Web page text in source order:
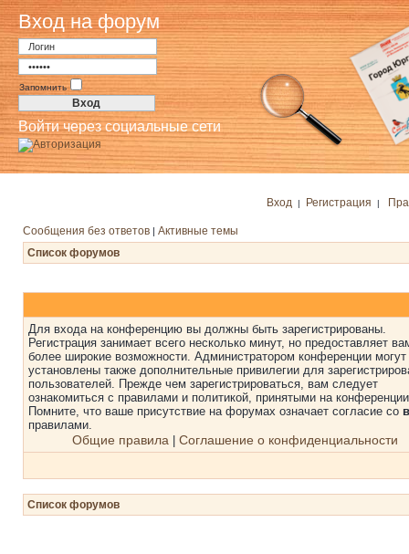
Вход на форум
Запомнить
Войти через социальные сети
Вход | Регистрация |
Сообщения без ответов | Активные темы
Список форумов
Для входа на конференцию вы должны быть зарегистрированы.
Регистрация занимает всего несколько минут, но предоставляет
более широкие возможности. Администратором конференции
установлены также дополнительные привилегии для
пользователей. Прежде чем зарегистрироваться, вам следует
ознакомиться с правилами и политикой, принятыми на
Помните, что ваше присутствие на форумах означает согласие со
правилами.
Общие правила Соглашение о конфиденциальности
Список форумов